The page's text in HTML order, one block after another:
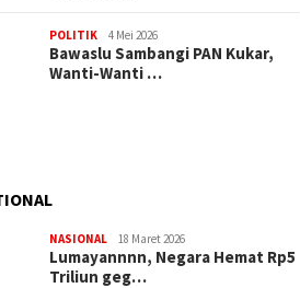
POLITIK 4 Mei 2026
Bawaslu Sambangi PAN Kukar,
Wanti-Wanti …
NASIONAL 18 Maret 2026
Lumayannnn, Negara Hemat Rp5
Triliun geg…